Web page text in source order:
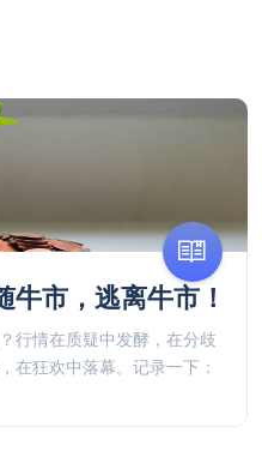
牛市，逃离牛市！
行情在质疑中发酵，在分歧
在狂欢中落幕。记录一下：